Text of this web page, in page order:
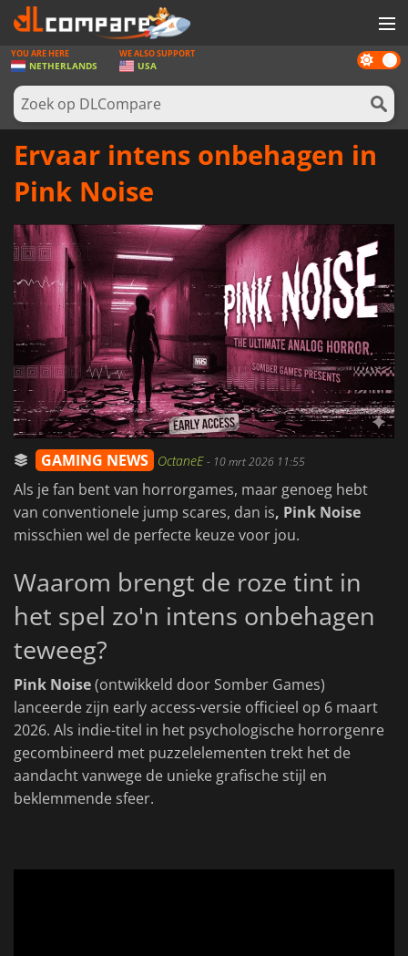
SPELLEN
GAME CARDS
SOFTWARE
LOG IN OF REGISTREER
Dark
mode
YOU ARE HERE
NETHERLANDS
WE ALSO SUPPORT
USA
Ervaar intens onbehagen in
Pink Noise
GAMING NEWS OctaneE- 10 mrt 2026 11:55
Als je fan bent van horrorgames, maar genoeg hebt
van conventionele jump scares, dan is, Pink Noise
misschien wel de perfecte keuze voor jou.
Waarom brengt de roze tint in
het spel zo'n intens onbehagen
teweeg?
Pink Noise(ontwikkeld door Somber Games)
lanceerde zijn early access-versie officieel op 6 maart
2026. Als indie-titel in het psychologische horrorgenre
gecombineerd met puzzelelementen trekt het de
aandacht vanwege de unieke grafische stijl en
beklemmende sfeer.